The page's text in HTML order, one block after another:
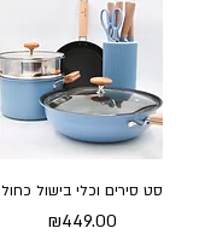
סט סירים וכלי בישול כחול
Price
₪449.00